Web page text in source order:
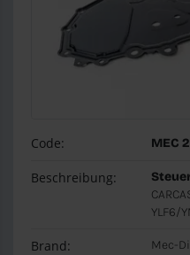
Code: MEC
Beschreibung:
YLF6/
Brand: Mec-